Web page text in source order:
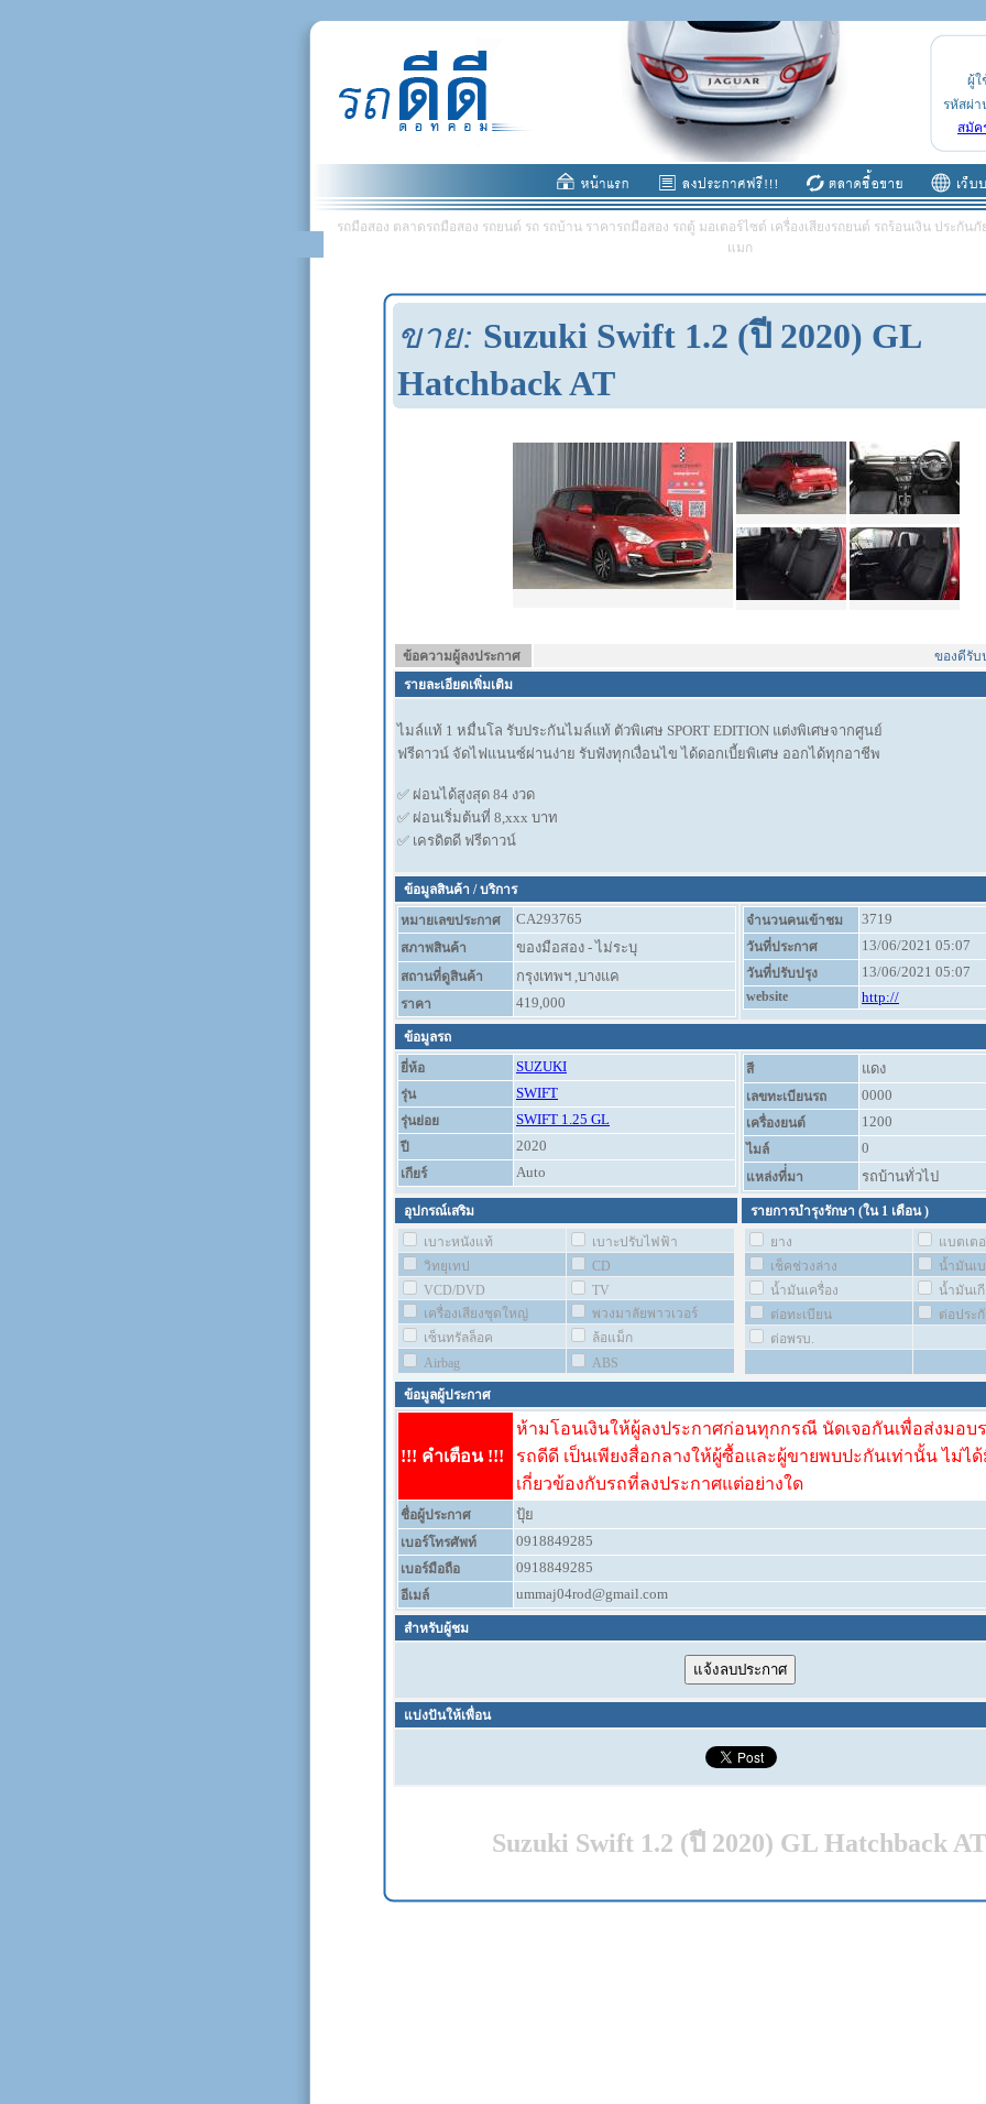
ผู้ใ
รหัสผ่า
สมัค
รถมือสอง ตลาดรถมือสอง รถยนต์ รถ รถบ้าน ราคารถมือสอง รถตู้ มอเตอร์ไซต์ เครื่องเสียงรถยนต์ รถร้อนเงิน ประกัน
แมก
ขาย: Suzuki Swift 1.2 (ปี 2020) GL
Hatchback AT
ข้อความผู้ลงประกาศ
ของดีรับป
รายละเอียดเพิ่มเติม
ไมล์แท้ 1 หมื่นโล รับประกันไมล์แท้ ตัวพิเศษ SPORT EDITION แต่งพิเศษจากศูนย์
ฟรีดาวน์ จัดไฟแนนซ์ผ่านง่าย รับฟังทุกเงื่อนไข ได้ดอกเบี้ยพิเศษ ออกได้ทุกอาชีพ
✅ ผ่อนได้สูงสุด 84 งวด
✅ ผ่อนเริ่มต้นที่ 8,xxx บาท
✅ เครดิตดี ฟรีดาวน์
ข้อมูลสินค้า / บริการ
หมายเลขประกาศ
CA293765
สภาพสินค้า ของมือสอง - ไม่ระบุ
สถานที่ดูสินค้า กรุงเทพฯ ,บางแค
ราคา 419,000
จำนวนคนเข้าชม 3719
วันที่ประกาศ 13/06/2021 05:07
วันที่ปรับปรุง 13/06/2021 05:07
website http://
ข้อมูลรถ
ยี่ห้อ
SUZUKI
รุ่น SWIFT
รุ่นย่อย SWIFT 1.25 GL
ปี 2020
เกียร์ Auto
สี แดง
เลขทะเบียนรถ 0000
เครื่องยนต์ 1200
ไมล์ 0
แหล่งที่่มา รถบ้านทั่วไป
อุปกรณ์เสริม
เบาะหนังแท้
เบาะปรับไฟฟ้า
วิทยุเทป
CD
VCD/DVD
TV
เครื่องเสียงชุดใหญ่
พวงมาลัยพาวเวอร์
เซ็นทรัลล็อค
ล้อแม็ก
Airbag
ABS
รายการบำรุงรักษา (ใน 1 เดือน)
ยาง
แบตเต
เช็คช่วงล่าง
น้ำมันเ
น้ำมันเครื่อง
น้ำมันเ
ต่อทะเบียน
ต่อประ
ต่อพรบ.
ข้อมูลผู้ประกาศ
!!! คำเตือน !!!
ห้ามโอนเงินให้ผู้ลงประกาศก่อนทุกกรณี นัดเจอกันเพื่อส่งมอบ
รถดีดี เป็นเพียงสื่อกลางให้ผู้ซื้อและผู้ขายพบปะกันเท่านั้น ไม่ไ
เกี่ยวข้องกับรถที่ลงประกาศแต่อย่างใด
ชื่อผู้ประกาศ ปุ้ย
เบอร์โทรศัพท์ 0918849285
เบอร์มือถือ 0918849285
อีเมล์ ummaj04rod@gmail.com
สำหรับผู้ชม
แบ่งปันให้เพื่อน
Suzuki Swift 1.2 (ปี 2020) GL Hatchback AT